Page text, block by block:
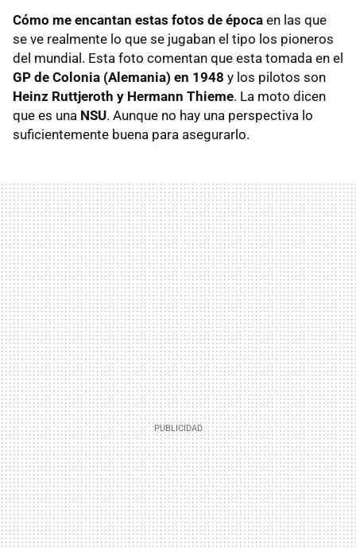
Cómo me encantan estas fotos de época en las que
se ve realmente lo que se jugaban el tipo los pioneros
del mundial. Esta foto comentan que esta tomada en el
GP de Colonia (Alemania) en 1948 y los pilotos son
Heinz Ruttjeroth y Hermann Thieme. La moto dicen
que es una NSU. Aunque no hay una perspectiva lo
suficientemente buena para asegurarlo.